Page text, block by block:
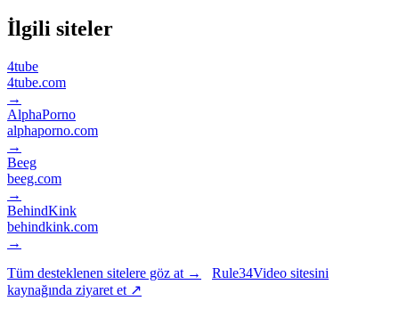
İlgili siteler
4tube
4tube.com
→
AlphaPorno
alphaporno.com
→
Beeg
beeg.com
→
BehindKink
behindkink.com
→
Tüm desteklenen sitelere göz at →
Rule34Video sitesini
kaynağında ziyaret et ↗